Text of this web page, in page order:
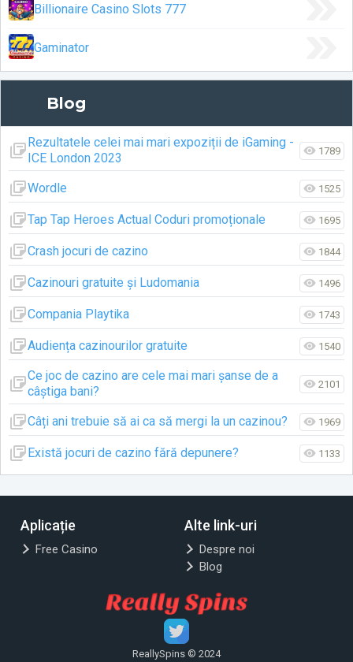
Billionaire Casino Slots 777
Gaminator
Blog
Rezultatele celei mai mari expoziții de iGaming -
ICE London 2023
1789
Wordle 1525
Tap Tap Heroes Actual Coduri promoționale 1695
Crash jocuri de cazino 1844
Cazinouri gratuite și Ludomania 1496
Compania Playtika 1743
Audiența cazinourilor gratuite 1540
Ce joc de cazino are cele mai mari șanse de a
câștiga bani?
2101
Câți ani trebuie să ai ca să mergi la un cazinou? 1969
Există jocuri de cazino fără depunere? 1133
Aplicație
Free Casino
Alte link-uri
Despre noi
Blog
ReallySpins © 2024